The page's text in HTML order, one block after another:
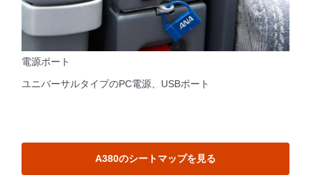
電源ポート
ユニバーサルタイプのPC電源、USBポート
A380のシートマップを見る